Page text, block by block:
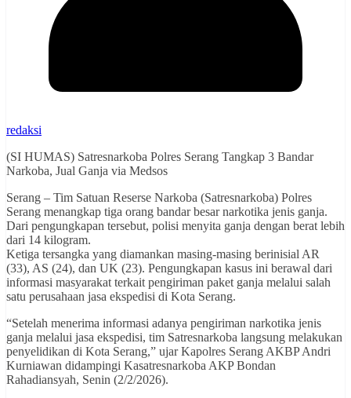
redaksi
(SI HUMAS) Satresnarkoba Polres Serang Tangkap 3 Bandar
Narkoba, Jual Ganja via Medsos
Serang – Tim Satuan Reserse Narkoba (Satresnarkoba) Polres
Serang menangkap tiga orang bandar besar narkotika jenis ganja.
Dari pengungkapan tersebut, polisi menyita ganja dengan berat lebih
dari 14 kilogram.
Ketiga tersangka yang diamankan masing-masing berinisial AR
(33), AS (24), dan UK (23). Pengungkapan kasus ini berawal dari
informasi masyarakat terkait pengiriman paket ganja melalui salah
satu perusahaan jasa ekspedisi di Kota Serang.
“Setelah menerima informasi adanya pengiriman narkotika jenis
ganja melalui jasa ekspedisi, tim Satresnarkoba langsung melakukan
penyelidikan di Kota Serang,” ujar Kapolres Serang AKBP Andri
Kurniawan didampingi Kasatresnarkoba AKP Bondan
Rahadiansyah, Senin (2/2/2026).